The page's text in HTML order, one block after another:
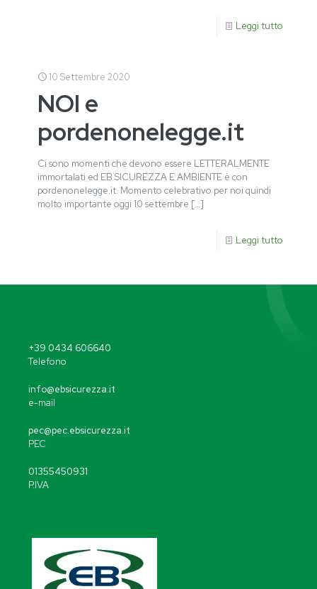
Leggi tutto
10 Settembre 2020
NOI e
pordenonelegge.it
Ci sono momenti che devono essere LETTERALMENTE
immortalati ed EB SICUREZZA E AMBIENTE è con
pordenonelegge.it. Momento celebrativo per noi quindi
molto importante oggi 10 settembre […]
Leggi tutto
+39 0434 606640
Telefono
info@ebsicurezza.it
e-mail
pec@pec.ebsicurezza.it
PEC
01355450931
P.IVA